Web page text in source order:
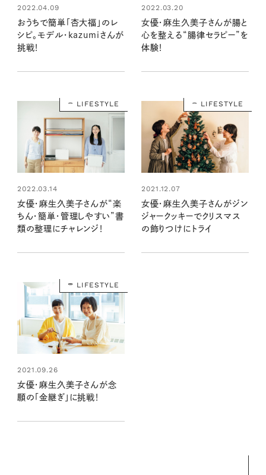
2022.04.09
おうちで簡単「杏大福」のレ
シピ。モデル・kazumiさんが
挑戦！
2022.03.20
女優・麻生久美子さんが腸と
心を整える“腸律セラピー”を
体験！
LIFESTYLE
2022.03.14
女優・麻生久美子さんが“楽
ちん・簡単・管理しやすい”書
類の整理にチャレンジ！
LIFESTYLE
2021.12.07
女優・麻生久美子さんがジン
ジャークッキーでクリスマス
の飾りつけにトライ
LIFESTYLE
2021.09.26
女優・麻生久美子さんが念
願の「金継ぎ」に挑戦！